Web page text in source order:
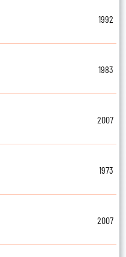
1992
1983
2007
1973
2007